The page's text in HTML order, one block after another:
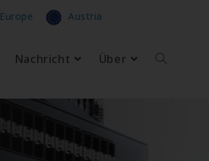
Europe Austria
Nachricht Über